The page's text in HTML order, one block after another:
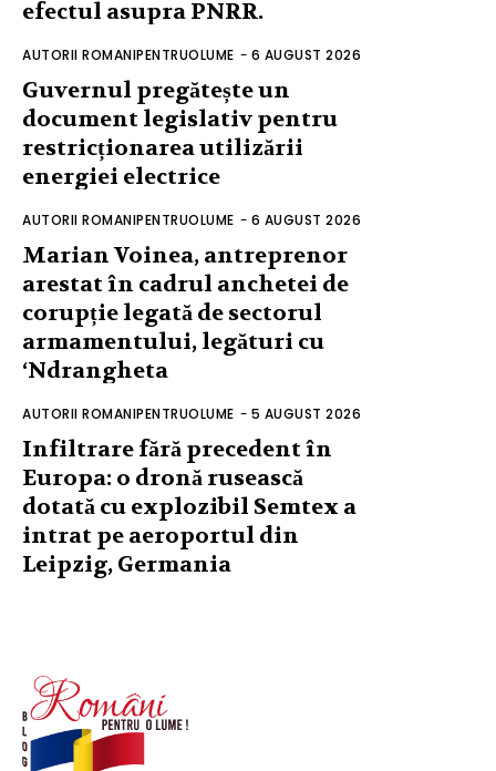
efectul asupra PNRR.
AUTORII ROMANIPENTRUOLUME - 6 AUGUST 2026
Guvernul pregătește un
document legislativ pentru
restricționarea utilizării
energiei electrice
AUTORII ROMANIPENTRUOLUME - 6 AUGUST 2026
Marian Voinea, antreprenor
arestat în cadrul anchetei de
corupție legată de sectorul
armamentului, legături cu
‘Ndrangheta
AUTORII ROMANIPENTRUOLUME - 5 AUGUST 2026
Infiltrare fără precedent în
Europa: o dronă rusească
dotată cu explozibil Semtex a
intrat pe aeroportul din
Leipzig, Germania